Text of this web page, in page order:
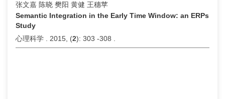
张文嘉 陈晓 樊阳 黄健 王穗苹
Semantic Integration in the Early Time Window: an ERPs
Study
心理科学 . 2015, (2): 303 -308 .